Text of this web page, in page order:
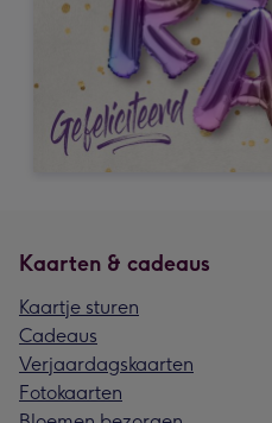
Kaarten & cadeaus
Kaartje sturen
Cadeaus
Verjaardagskaarten
Fotokaarten